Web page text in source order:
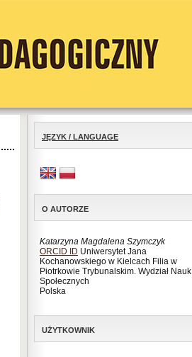
JĘZYK / LANGUAGE
O AUTORZE
Katarzyna Magdalena Szymczyk
ORCID ID Uniwersytet Jana
Kochanowskiego w Kielcach Filia w
Piotrkowie Trybunalskim. Wydział Nauk
Społecznych
Polska
UŻYTKOWNIK